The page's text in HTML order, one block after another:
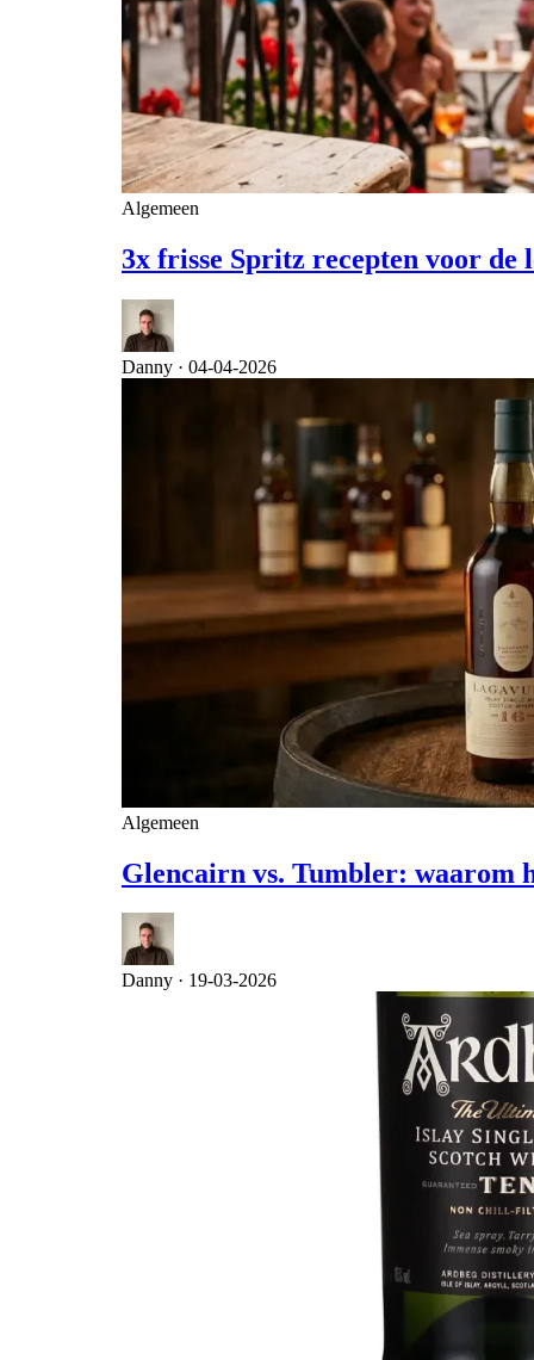
Algemeen
3x frisse Spritz recepten voor
Danny · 04-04-2026
Algemeen
Glencairn vs. Tumbler: waarom
Danny · 19-03-2026